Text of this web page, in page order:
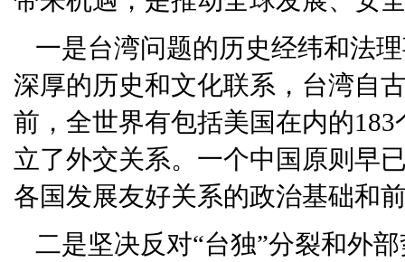
一是台湾问题的历史经纬和法
深厚的历史和文化联系，台湾自
前，全世界有包括美国在内的
立了外交关系。一个中国原则早
各国发展友好关系的政治基础和
二是坚决反对“台独”分裂和外